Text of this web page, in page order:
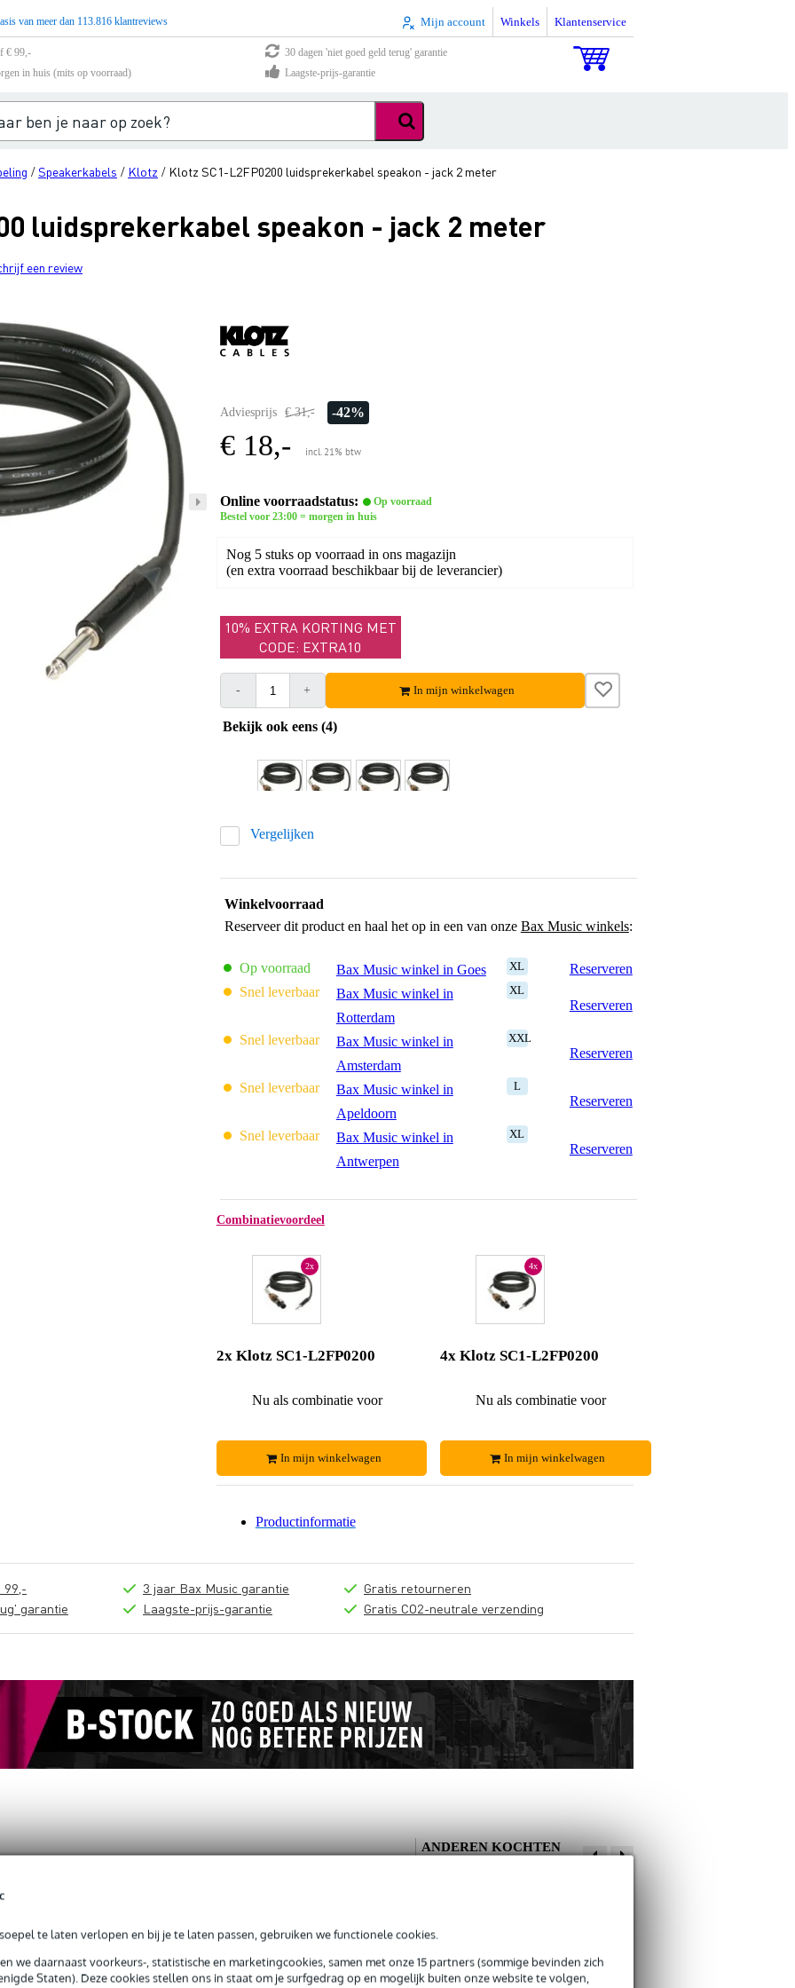
te laten verlopen en bij je te laten passen, gebruiken we functionele cookies.
we daarnaast voorkeurs-, statistische en marketingcookies, samen met onze 15 partners (sommige bevinden zich
Staten). Deze cookies stellen ons in staat om je surfgedrag op en mogelijk buiten onze website te volgen,
van meer dan 113.816 klantreviews Mijn account Winkels Klantenservice
€ 99,-
30 dagen 'niet goed geld terug' garantie
in huis (mits op voorraad)
Laagste-prijs-garantie
/Speakerkabels / Klotz / Klotz SC1-L2FP0200 luidsprekerkabel speakon - jack 2 meter
luidsprekerkabel speakon - jack 2 meter
een review
Adviesprijs € 31,- -42%
€ 18,- incl. 21% btw
Online voorraadstatus:
Op voorraad
Bestel voor 23:00 = morgen in huis
Nog 5 stuks op voorraad in ons magazijn
(en extra voorraad beschikbaar bij de leverancier)
10% EXTRA KORTING MET
CODE: EXTRA10
- + In mijn winkelwagen
Bekijk ook eens (4)
Vergelijken
Winkelvoorraad
Reserveer dit product en haal het op in een van onze Bax Music winkels:
Op voorraad Bax Music winkel in Goes XL
Reserveren
Snel leverbaar
Bax Music winkel in
Rotterdam
XL
Reserveren
Snel leverbaar
Bax Music winkel in
Amsterdam
XXL
Reserveren
Snel leverbaar
Bax Music winkel in
Apeldoorn
L
Reserveren
Snel leverbaar
Bax Music winkel in
Antwerpen
XL
Reserveren
Combinatievoordeel
2x
2x Klotz SC1-L2FP0200
Nu als combinatie voor
In mijn winkelwagen
4x
4x Klotz SC1-L2FP0200
Nu als combinatie voor
In mijn winkelwagen
Productinformatie
99,-
garantie
3 jaar Bax Music garantie
Laagste-prijs-garantie
Gratis retourneren
Gratis CO2-neutrale verzending
- jack 2 meter
levenslange garantie op fabrieksfouten.
Je naam
Er zijn nog geen reviews voor dit product.
ANDEREN KOCHTEN
Innox ETA GAF-